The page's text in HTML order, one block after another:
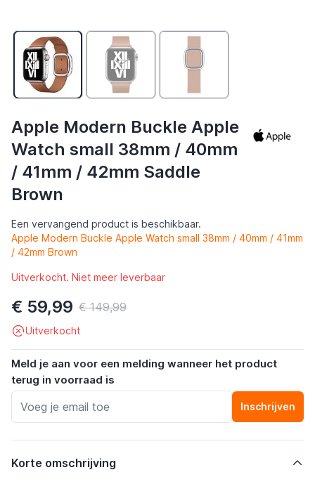
Apple Modern Buckle Apple
Watch small 38mm / 40mm
/ 41mm / 42mm Saddle
Brown
Een vervangend product is beschikbaar.
Apple Modern Buckle Apple Watch small 38mm / 40mm / 41mm
/ 42mm Brown
Uitverkocht. Niet meer leverbaar
€ 59,99 € 149,99
Uitverkocht
Meld je aan voor een melding wanneer het product
terug in voorraad is
Inschrijven
Korte omschrijving